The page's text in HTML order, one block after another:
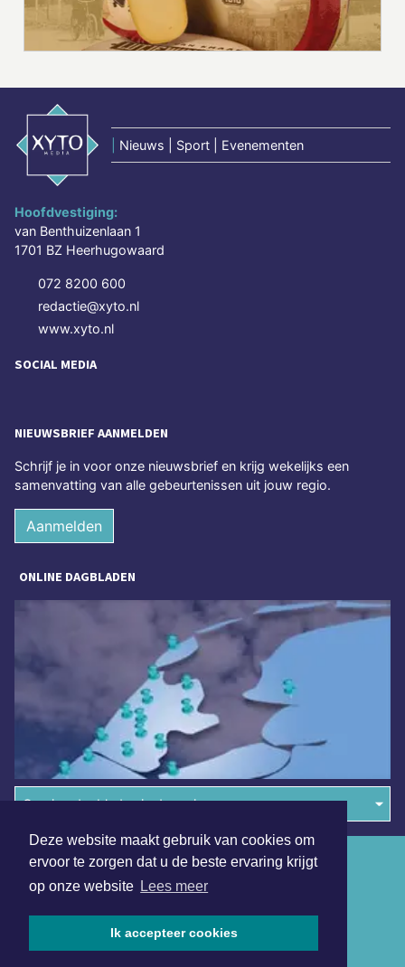
Deze website maakt gebruik van cookies om
ervoor te zorgen dat u de beste ervaring krijgt
op onze website Lees meer
Ik accepteer cookies
Nieuws | Sport | Evenementen
Hoofdvestiging:
van Benthuizenlaan 1
1701 BZ Heerhugowaard
072 8200 600
redactie@xyto.nl
www.xyto.nl
SOCIAL MEDIA
NIEUWSBRIEF AANMELDEN
Schrijf je in voor onze nieuwsbrief en krijg wekelijks een
samenvatting van alle gebeurtenissen uit jouw regio.
Aanmelden
ONLINE DAGBLADEN
Overige dagbladen in de regio
Algemene voorwaarden
Disclaimer